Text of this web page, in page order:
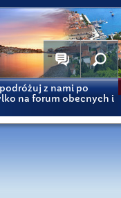
z nami po
na forum obecnych i